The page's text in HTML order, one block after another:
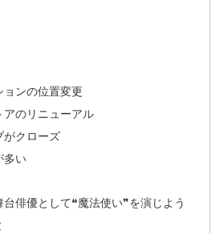
ョンの位置変更
アのリニューアル
がクローズ
多い
台俳優として❝魔法使い❞を演じよう